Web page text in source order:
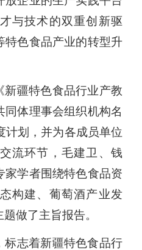
与技术的双重创新驱
特色食品产业的转型升
新疆特色食品行业产教
体理事会组织机构名
计划，并为各成员单位
流环节， 毛建卫、钱
家学者围绕特色食品资
构建、葡萄酒产业发
做了主旨报告。
标志着新疆特色食品行